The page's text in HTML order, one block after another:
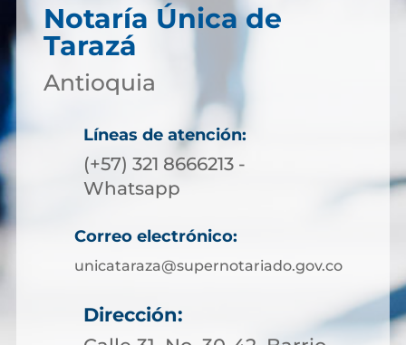
Notaría Única de
Tarazá
Antioquia
Líneas de atención:
(+57) 321 8666213 -
Whatsapp
Correo electrónico:
unicataraza@supernotariado.gov.co
Dirección: